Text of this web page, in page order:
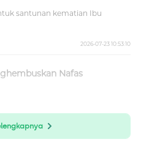
santunan kematian Ibu
2026-07-23 10:53:10
Nafas